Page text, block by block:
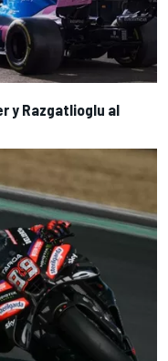
y Razgatlioglu al